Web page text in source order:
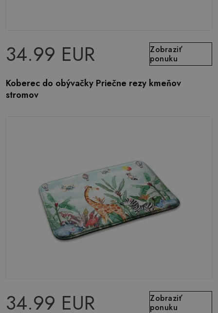
34.99 EUR
Zobraziť
ponuku
Koberec do obývačky Priečne rezy kmeňov
stromov
34.99 EUR
Zobraziť
ponuku